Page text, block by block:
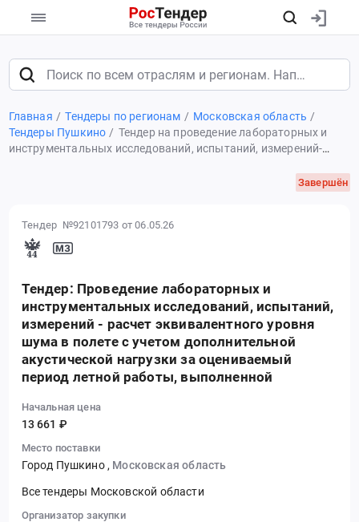
Главная Тендеры по регионам
Московская область
Тендеры Пушкино
Тендер на проведение лабораторных и
инструментальных исследований, испытаний, измерений-
дополнительной акустической нагрузки за оцениваемыйЗавершён
Тендер №92101793 от 06.05.26
Тендер: Проведение лабораторных и
инструментальных исследований, испытаний,
измерений - расчет эквивалентного уровня
шума в полете с учетом дополнительной
акустической нагрузки за оцениваемый
период летной работы, выполненной
Начальная цена
13 661 ₽
Место поставки
Город Пушкино , Московская область
Все тендеры Московской области
Организатор закупки